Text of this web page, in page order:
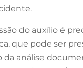
do auxílio é
que pode ser
da análise